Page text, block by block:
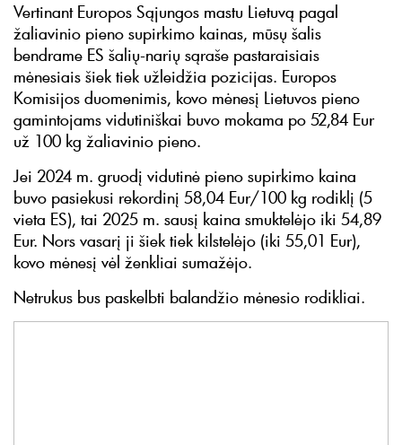
Vertinant Europos Sąjungos mastu Lietuvą pagal
žaliavinio pieno supirkimo kainas, mūsų šalis
bendrame ES šalių-narių sąraše pastaraisiais
mėnesiais šiek tiek užleidžia pozicijas. Europos
Komisijos duomenimis, kovo mėnesį Lietuvos pieno
gamintojams vidutiniškai buvo mokama po 52,84 Eur
už 100 kg žaliavinio pieno.
Jei 2024 m. gruodį vidutinė pieno supirkimo kaina
buvo pasiekusi rekordinį 58,04 Eur/100 kg rodiklį (5
vieta ES), tai 2025 m. sausį kaina smuktelėjo iki 54,89
Eur. Nors vasarį ji šiek tiek kilstelėjo (iki 55,01 Eur),
kovo mėnesį vėl ženkliai sumažėjo.
Netrukus bus paskelbti balandžio mėnesio rodikliai.